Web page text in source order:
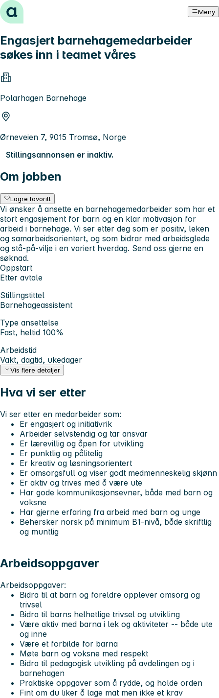
Hopp til innhold Meny
Engasjert barnehagemedarbeider
søkes inn i teamet våres
Polarhagen Barnehage
Ørneveien 7, 9015 Tromsø, Norge
Stillingsannonsen er inaktiv.
Om jobben
Lagre favoritt
Vi ønsker å ansette en barnehagemedarbeider som har et
stort engasjement for barn og en klar motivasjon for
arbeid i barnehage. Vi ser etter deg som er positiv, leken
og samarbeidsorientert, og som bidrar med arbeidsglede
og stå‑på‑vilje i en variert hverdag. Send oss gjerne en
søknad.
Oppstart
Etter avtale
Stillingstittel
Barnehageassistent
Type ansettelse
Fast, heltid 100%
Arbeidstid
Vakt, dagtid, ukedager
Vis flere detaljer
Hva vi ser etter
Vi ser etter en medarbeider som:
Er engasjert og initiativrik
Arbeider selvstendig og tar ansvar
Er lærevillig og åpen for utvikling
Er punktlig og pålitelig
Er kreativ og løsningsorientert
Er omsorgsfull og viser godt medmenneskelig skjønn
Er aktiv og trives med å være ute
Har gode kommunikasjonsevner, både med barn og
voksne
Har gjerne erfaring fra arbeid med barn og unge
Behersker norsk på minimum B1-nivå, både skriftlig
og muntlig
Arbeidsoppgaver
Arbeidsoppgaver:
Bidra til at barn og foreldre opplever omsorg og
trivsel
Bidra til barns helhetlige trivsel og utvikling
Være aktiv med barna i lek og aktiviteter -- både ute
og inne
Være et forbilde for barna
Møte barn og voksne med respekt
Bidra til pedagogisk utvikling på avdelingen og i
barnehagen
Praktiske oppgaver som å rydde, og holde orden
Fint om du liker å lage mat men ikke et krav